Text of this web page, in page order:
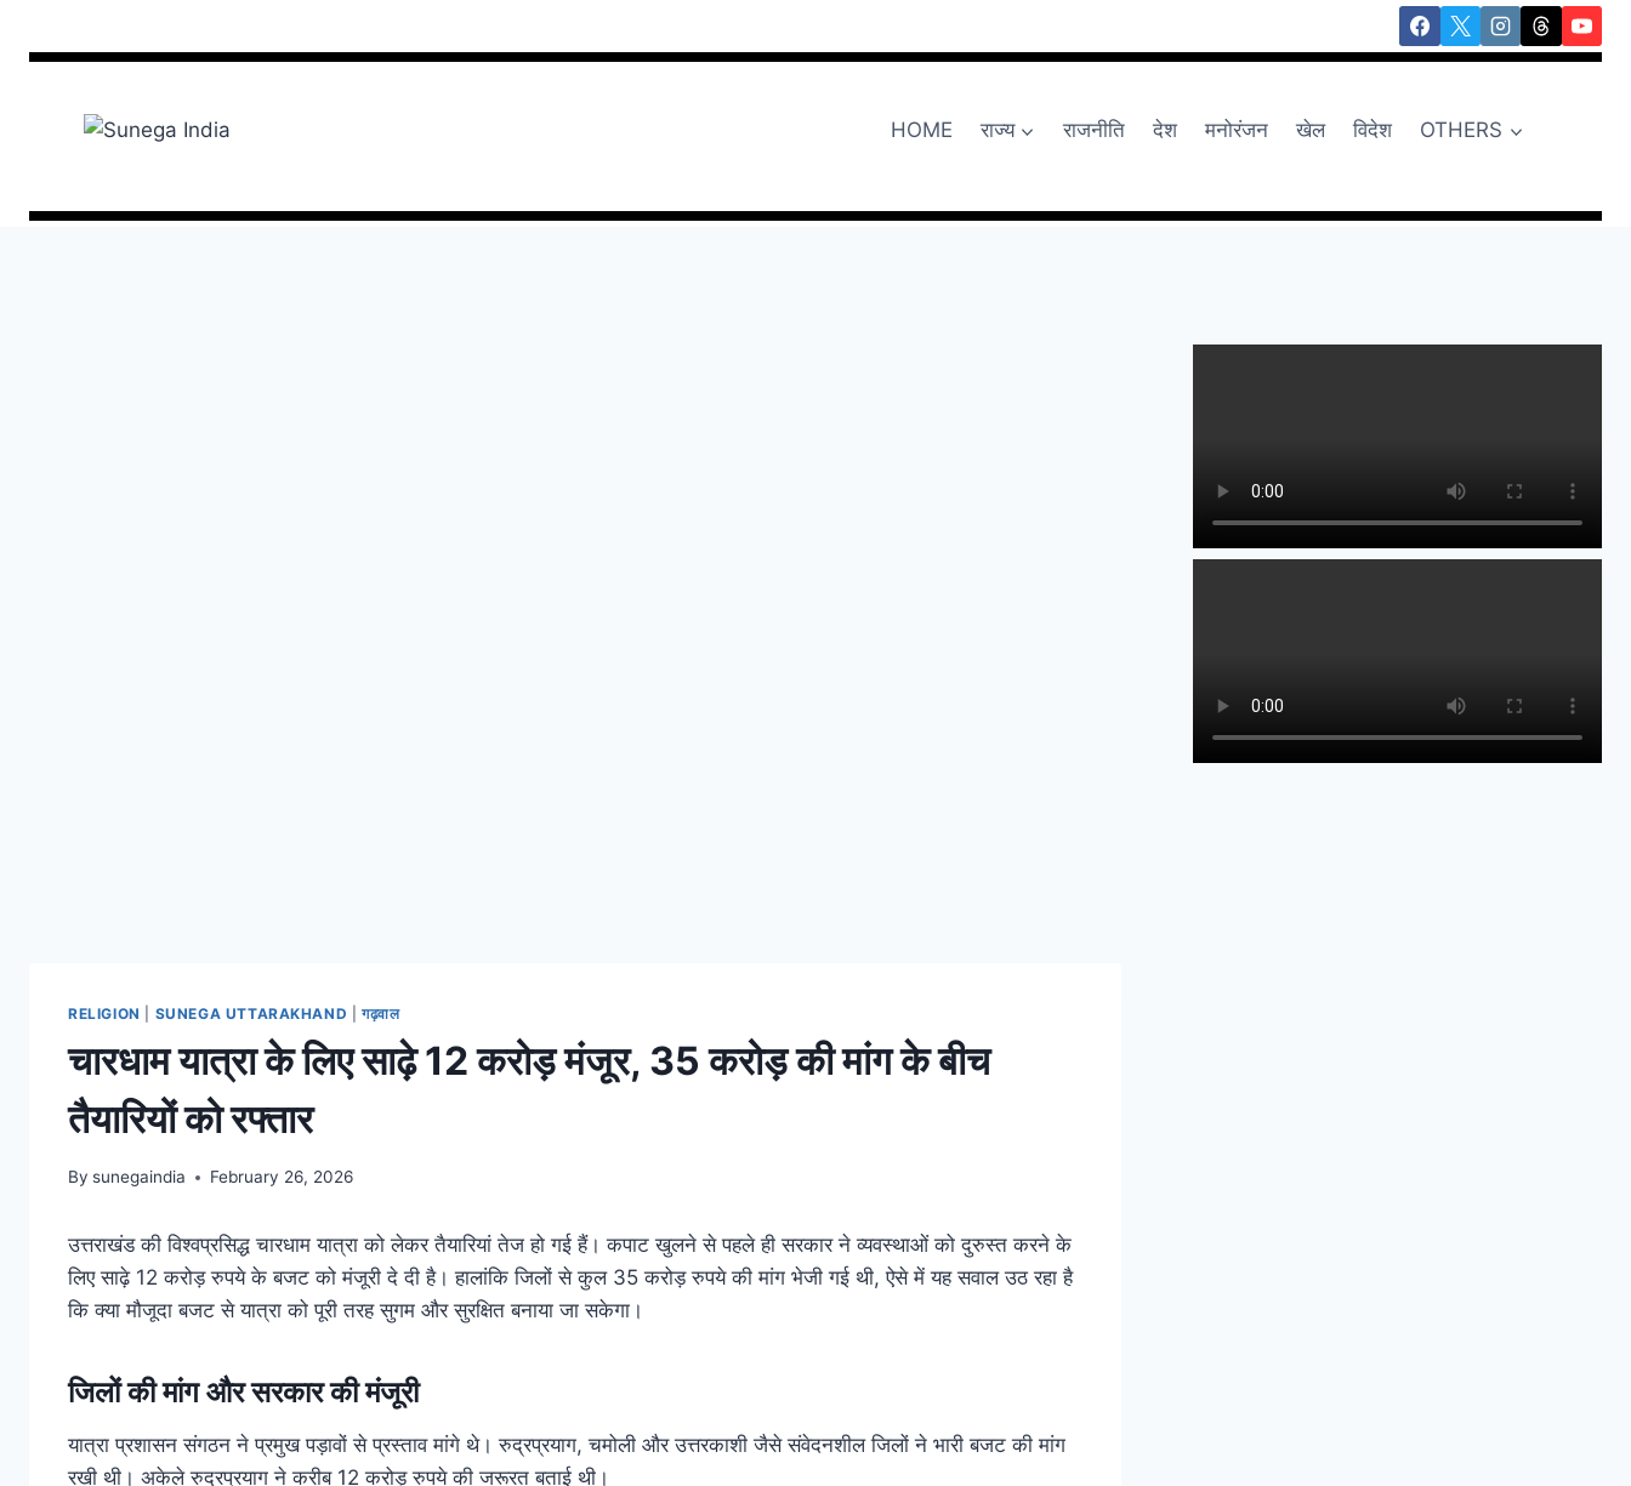
HOME राज्य राजनीति देश मनोरंजन खेल विदेश OTHERS
RELIGION SUNEGA UTTARAKHAND |गढ़वाल
चारधाम यात्रा के लिए साढ़े 12 करोड़ मंजूर, 35 करोड़ की मांग के बीच
तैयारियों को रफ्तार
By sunegaindia February 26, 2026
उत्तराखंड की विश्वप्रसिद्ध चारधाम यात्रा को लेकर तैयारियां तेज हो गई हैं। कपाट खुलने से पहले ही सरकार ने व्यवस्थाओं को दुरुस्त करने के
लिए साढ़े 12 करोड़ रुपये के बजट को मंजूरी दे दी है। हालांकि जिलों से कुल 35 करोड़ रुपये की मांग भेजी गई थी, ऐसे में यह सवाल उठ रहा है
कि क्या मौजूदा बजट से यात्रा को पूरी तरह सुगम और सुरक्षित बनाया जा सकेगा।
जिलों की मांग और सरकार की मंजूरी
यात्रा प्रशासन संगठन ने प्रमुख पड़ावों से प्रस्ताव मांगे थे। रुद्रप्रयाग, चमोली और उत्तरकाशी जैसे संवेदनशील जिलों ने भारी बजट की मांग
रखी थी। अकेले रुद्रप्रयाग ने करीब 12 करोड़ रुपये की जरूरत बताई थी।